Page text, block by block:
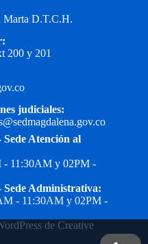
Marta D.T.C.H.
200 y 201
judiciales:
Atención al
- 11:30AM y 02PM -
Administrativa:
- 11:30AM y 02PM -
de Creative